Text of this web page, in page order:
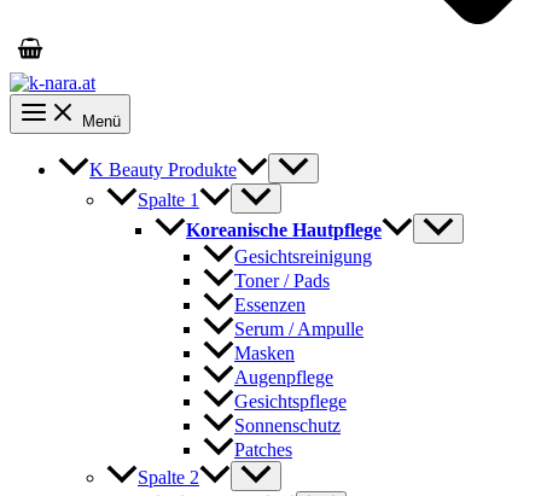
Menü
K Beauty Produkte
Spalte 1
Koreanische Hautpflege
Gesichtsreinigung
Toner / Pads
Essenzen
Serum / Ampulle
Masken
Augenpflege
Gesichtspflege
Sonnenschutz
Patches
Spalte 2